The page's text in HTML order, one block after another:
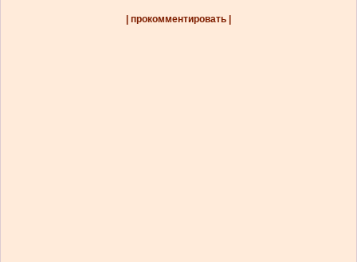
| прокомментировать |